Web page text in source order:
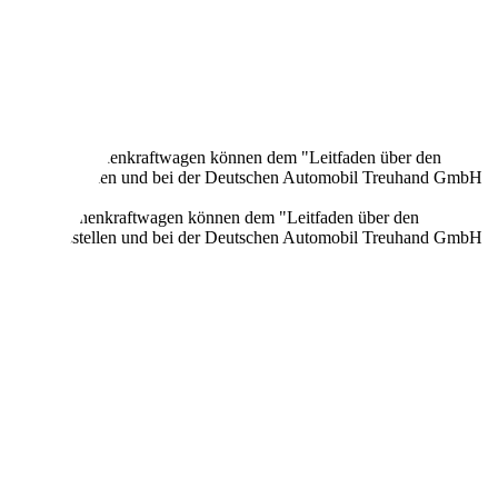
Personenkraftwagen können dem "Leitfaden über den
und bei der Deutschen Automobil Treuhand GmbH
Personenkraftwagen können dem "Leitfaden über den
und bei der Deutschen Automobil Treuhand GmbH